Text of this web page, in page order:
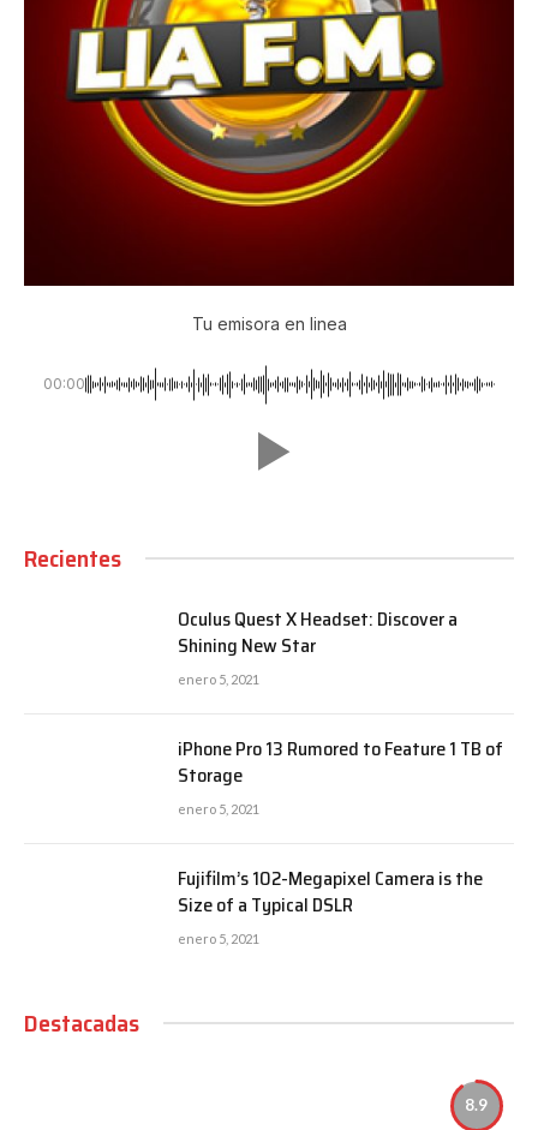
Tu emisora en linea
00:00
Recientes
Oculus Quest X Headset: Discover a
Shining New Star
enero 5, 2021
iPhone Pro 13 Rumored to Feature 1 TB of
Storage
enero 5, 2021
Fujifilm’s 102-Megapixel Camera is the
Size of a Typical DSLR
enero 5, 2021
Destacadas
8.9